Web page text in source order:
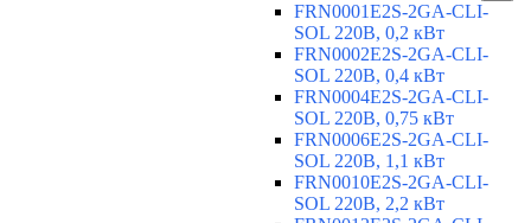
FRN0001E2S-2GA-CLI-
SOL 220В, 0,2 кВт
FRN0002E2S-2GA-CLI-
SOL 220В, 0,4 кВт
FRN0004E2S-2GA-CLI-
SOL 220В, 0,75 кВт
FRN0006E2S-2GA-CLI-
SOL 220В, 1,1 кВт
FRN0010E2S-2GA-CLI-
SOL 220В, 2,2 кВт